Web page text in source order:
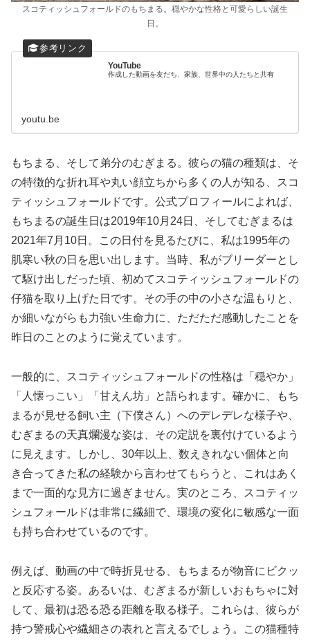
スコティッシュフォールドのもちまる。穏やかな性格と可愛らしい誕生
日。
YouTube
作成した動画を友だち、家族、世界中の人たちと共有
youtu.be
もちまる、そして弟分のむぎまる。彼らの猫の種類は、そ
の特徴的な折れ耳や丸い顔立ちから多くの人が知る、スコ
ティッシュフォールドです。公式プロフィールによれば、
もちまるの誕生日は2019年10月24日、そしてむぎまるは
2021年7月10日。この日付を見るたびに、私は1995年の
肌寒い秋の日を思い出します。当時、私がブリーダーとし
て駆け出しだった頃、初めてスコティッシュフォールドの
仔猫を取り上げた日です。その手の中の小さな温もりと、
か細いながらも力強い生命力に、ただただ感動したことを
昨日のことのように覚えています。
一般的に、スコティッシュフォールドの性格は「穏やか」
「人懐っこい」「甘えん坊」と語られます。確かに、もち
まるが見せる飼い主（下僕さん）へのデレデレな様子や、
むぎまるの天真爛漫な姿は、その定説を裏付けているよう
に見えます。しかし、30年以上、数えきれない個体と向
き合ってきた私の経験から言わせてもらうと、これはあく
まで一面的な見方に過ぎません。実のところ、スコティッ
シュフォールドは非常に繊細で、環境の変化に敏感な一面
も持ち合わせているのです。
例えば、動画の中で時折見せる、もちまるが物音にビクッ
と反応する姿。あるいは、むぎまるが新しいおもちゃに対
して、最初は恐る恐る距離を取る様子。これらは、彼らが
持つ警戒心や繊細さの表れと言えるでしょう。この猫種特